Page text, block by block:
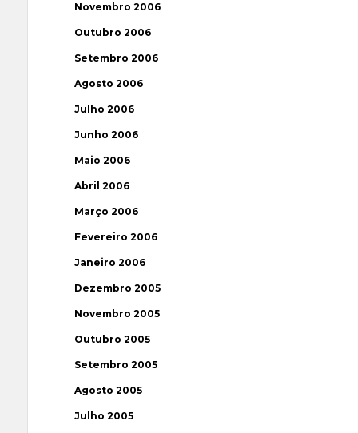
Novembro 2006
Outubro 2006
Setembro 2006
Agosto 2006
Julho 2006
Junho 2006
Maio 2006
Abril 2006
Março 2006
Fevereiro 2006
Janeiro 2006
Dezembro 2005
Novembro 2005
Outubro 2005
Setembro 2005
Agosto 2005
Julho 2005